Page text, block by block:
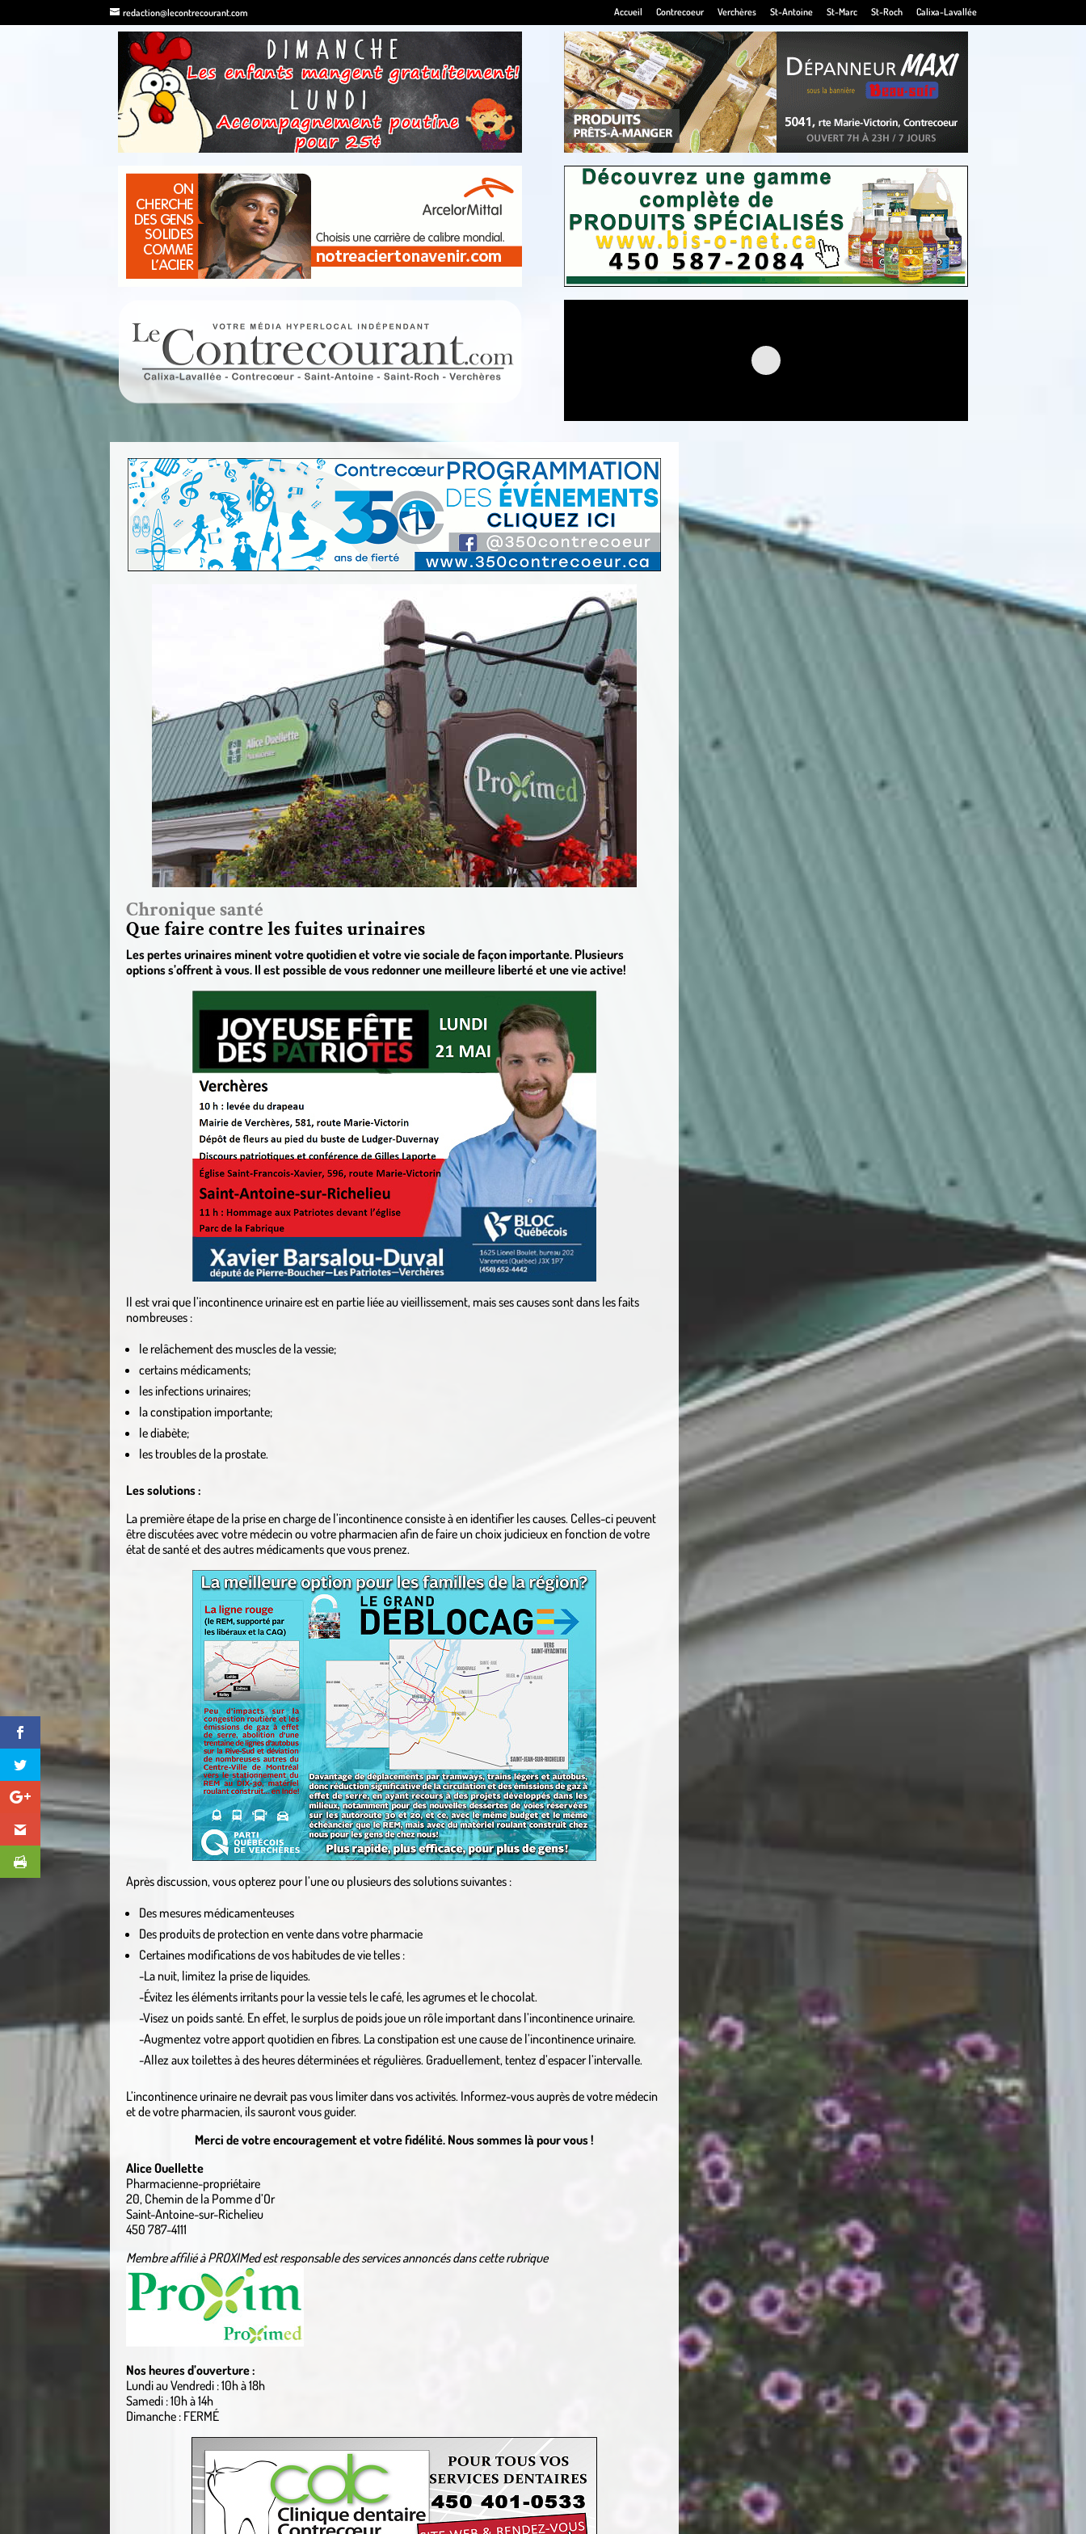
redaction@lecontrecourant.com Accueil Contrecoeur Verchères St-Antoine St-Marc St-Roch Calixa-Lavallée
Chronique santé
Que faire contre les fuites urinaires
Les pertes urinaires minent votre quotidien et votre vie sociale de façon importante. Plusieurs
options s’offrent à vous. Il est possible de vous redonner une meilleure liberté et une vie active!
Il est vrai que l’incontinence urinaire est en partie liée au vieillissement, mais ses causes sont dans les faits
nombreuses :
le relâchement des muscles de la vessie;
certains médicaments;
les infections urinaires;
la constipation importante;
le diabète;
les troubles de la prostate.
Les solutions :
La première étape de la prise en charge de l’incontinence consiste à en identifier les causes. Celles-ci peuvent
être discutées avec votre médecin ou votre pharmacien afin de faire un choix judicieux en fonction de votre
état de santé et des autres médicaments que vous prenez.
Après discussion, vous opterez pour l’une ou plusieurs des solutions suivantes :
Des mesures médicamenteuses
Des produits de protection en vente dans votre pharmacie
Certaines modifications de vos habitudes de vie telles :
-La nuit, limitez la prise de liquides.
-Évitez les éléments irritants pour la vessie tels le café, les agrumes et le chocolat.
-Visez un poids santé. En effet, le surplus de poids joue un rôle important dans l’incontinence urinaire.
-Augmentez votre apport quotidien en fibres. La constipation est une cause de l’incontinence urinaire.
-Allez aux toilettes à des heures déterminées et régulières. Graduellement, tentez d’espacer l’intervalle.
L’incontinence urinaire ne devrait pas vous limiter dans vos activités. Informez-vous auprès de votre médecin
et de votre pharmacien, ils sauront vous guider.
Merci de votre encouragement et votre fidélité. Nous sommes là pour vous !
Alice Ouellette
Pharmacienne-propriétaire
20, Chemin de la Pomme d’Or
Saint-Antoine-sur-Richelieu
450 787-4111
Membre affilié à PROXIMed est responsable des services annoncés dans cette rubrique
Nos heures d’ouverture :
Lundi au Vendredi : 10h à 18h
Samedi : 10h à 14h
Dimanche : FERMÉ